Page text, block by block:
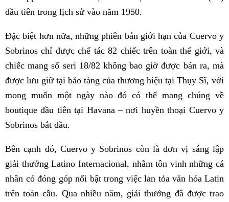
đầu tiên trong lịch sử vào năm 1950.
Đặc biệt hơn nữa, những phiên bản giới hạn của Cuervo y
Sobrinos chỉ được chế tác 82 chiếc trên toàn thế giới, và
chiếc mang số seri 18/82 không bao giờ được bán ra, mà
được lưu giữ tại bảo tàng của thương hiệu tại Thụy Sĩ, với
mong muốn một ngày nào đó có thể mang chúng về
boutique đầu tiên tại Havana – nơi huyền thoại Cuervo y
Sobrinos bắt đầu.
Bên cạnh đó, Cuervo y Sobrinos còn là đơn vị sáng lập
giải thưởng Latino Internacional, nhằm tôn vinh những cá
nhân có đóng góp nổi bật trong việc lan tỏa văn hóa Latin
trên toàn cầu. Qua nhiều năm, giải thưởng đã được trao